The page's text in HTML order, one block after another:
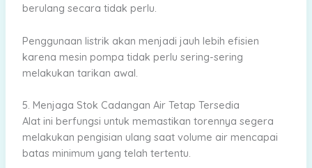
berulang secara tidak perlu.
Penggunaan listrik akan menjadi jauh lebih efisien
karena mesin pompa tidak perlu sering-sering
melakukan tarikan awal.
5. Menjaga Stok Cadangan Air Tetap Tersedia
Alat ini berfungsi untuk memastikan torennya segera
melakukan pengisian ulang saat volume air mencapai
batas minimum yang telah tertentu.